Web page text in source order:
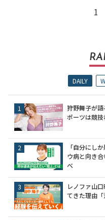
1
DAILY
狩野舞子が
ポーツは競技
「自分にし
ウ病と向き
べ
レノファ山
てきた理由「